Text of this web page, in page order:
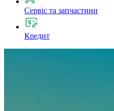
Сервіс та запчастини
Кредит